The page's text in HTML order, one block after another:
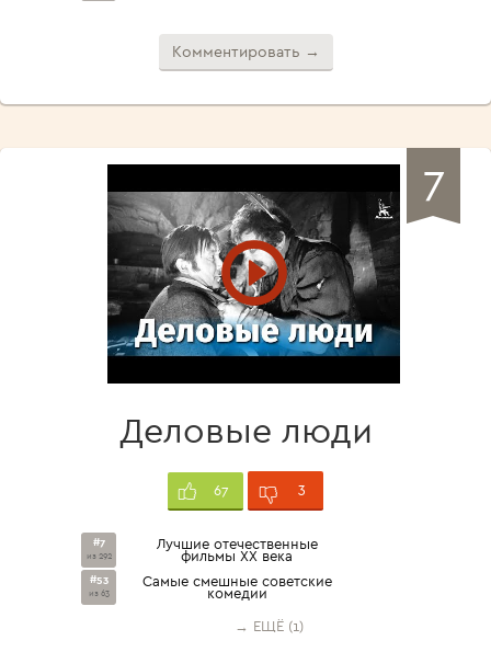
Комментировать →
7
Деловые люди
67 3
#7
из 292
Лучшие отечественные
фильмы XX века
#53
из 63
Самые смешные советские
комедии
→ ЕЩЁ (1)